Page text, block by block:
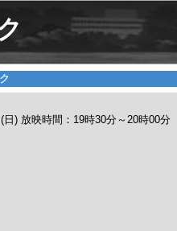
日) 放映時間：19時30分～20時00分